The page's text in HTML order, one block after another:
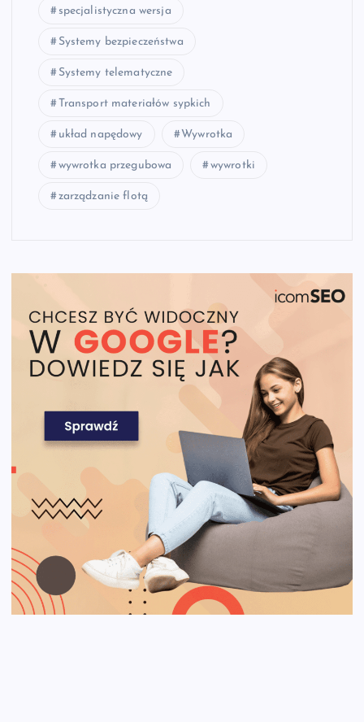
specjalistyczna wersja
Systemy bezpieczeństwa
Systemy telematyczne
Transport materiałów sypkich
układ napędowy Wywrotka
wywrotka przegubowa wywrotki
zarządzanie flotą